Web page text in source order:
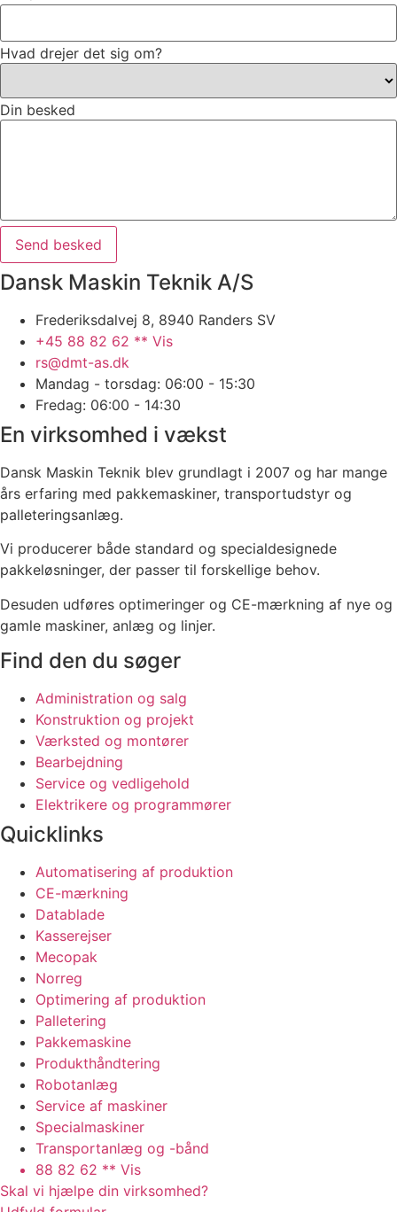
Hvad drejer det sig om?
Din besked
Send besked
Dansk Maskin Teknik A/S
Frederiksdalvej 8, 8940 Randers SV
+45 88 82 62 ** Vis
rs@dmt-as.dk
Mandag - torsdag: 06:00 - 15:30
Fredag: 06:00 - 14:30
En virksomhed i vækst
Dansk Maskin Teknik blev grundlagt i 2007 og har mange
års erfaring med pakkemaskiner, transportudstyr og
palleteringsanlæg.
Vi producerer både standard og specialdesignede
pakkeløsninger, der passer til forskellige behov.
Desuden udføres optimeringer og CE-mærkning af nye og
gamle maskiner, anlæg og linjer.
Find den du søger
Administration og salg
Konstruktion og projekt
Værksted og montører
Bearbejdning
Service og vedligehold
Elektrikere og programmører
Quicklinks
Automatisering af produktion
CE-mærkning
Datablade
Kasserejser
Mecopak
Norreg
Optimering af produktion
Palletering
Pakkemaskine
Produkthåndtering
Robotanlæg
Service af maskiner
Specialmaskiner
Transportanlæg og -bånd
88 82 62 ** Vis
Skal vi hjælpe din virksomhed?